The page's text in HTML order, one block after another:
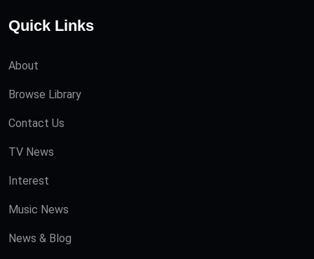
Quick Links
About
Browse Library
Contact Us
TV News
Interest
Music News
News & Blog